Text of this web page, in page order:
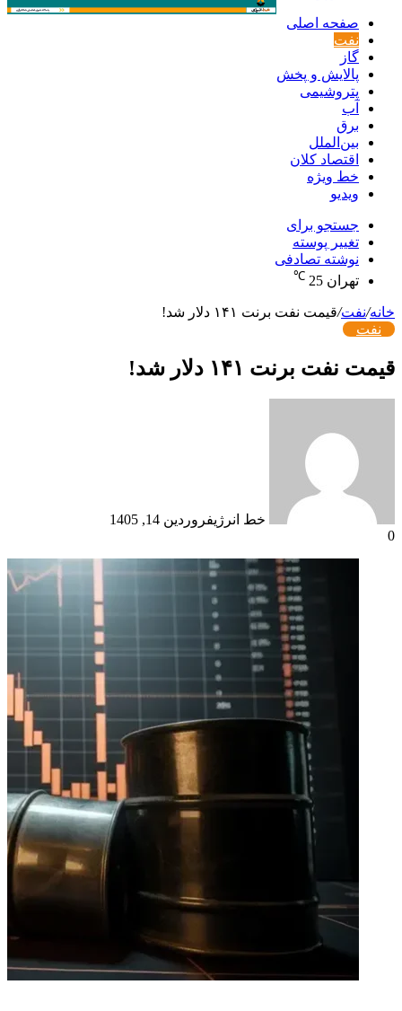
صفحه اصلی
نفت
گاز
پالایش و پخش
پتروشیمی
آب
برق
بین‌الملل
اقتصاد کلان
خط ویژه
ویدیو
جستجو برای
تغییر پوسته
نوشته تصادفی
تهران 25
℃
خانه/نفت/قیمت نفت برنت ۱۴۱ دلار شد!
نفت
قیمت نفت برنت ۱۴۱ دلار شد!
خط انرژیفروردین 14, 1405
0